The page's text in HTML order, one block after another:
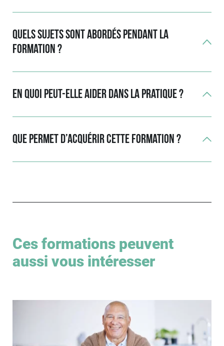
Quels sujets sont abordés pendant la
formation ?
En quoi peut-elle aider dans la pratique ?
Que permet d’acquérir cette formation ?
Ces formations peuvent
aussi vous intéresser